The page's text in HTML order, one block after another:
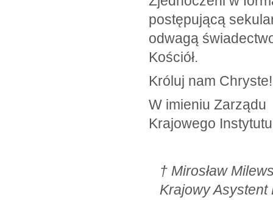
postępującą
odwagą
Kościół.
Króluj nam Chryste!
W imieniu Zarządu
Krajowego
†
Krajowy